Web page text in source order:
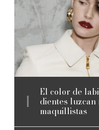
El color de
dientes luzcan
maquillistas